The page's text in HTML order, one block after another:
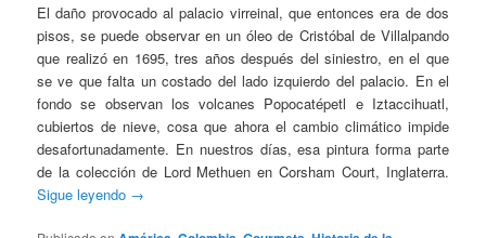
El daño provocado al palacio virreinal, que entonces era de dos
pisos, se puede observar en un óleo de Cristóbal de Villalpando
que realizó en 1695, tres años después del siniestro, en el que
se ve que falta un costado del lado izquierdo del palacio. En el
fondo se observan los volcanes Popocatépetl e Iztaccihuatl,
cubiertos de nieve, cosa que ahora el cambio climático impide
desafortunadamente. En nuestros días, esa pintura forma parte
de la colección de Lord Methuen en Corsham Court, Inglaterra.
Sigue leyendo →